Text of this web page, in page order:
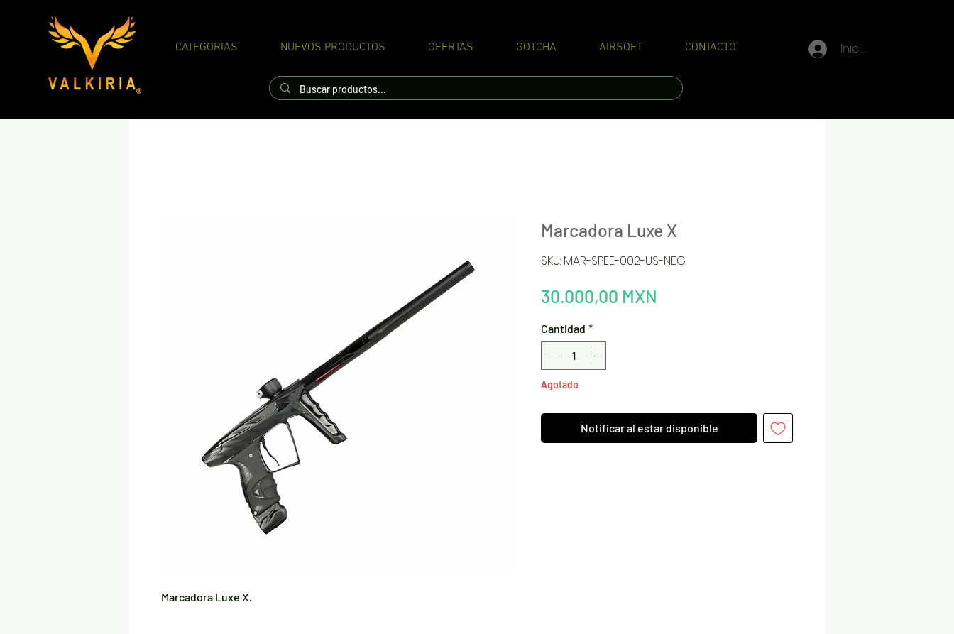
CATEGORIAS NUEVOS PRODUCTOS OFERTAS GOTCHA AIRSOFT CONTACTO Iniciar sesión
Marcadora Luxe X.
Marcadora Luxe X
SKU: MAR-SPEE-002-US-NEG
30.000,00 MXN
Cantidad *
Agotado
Notificar al estar disponible